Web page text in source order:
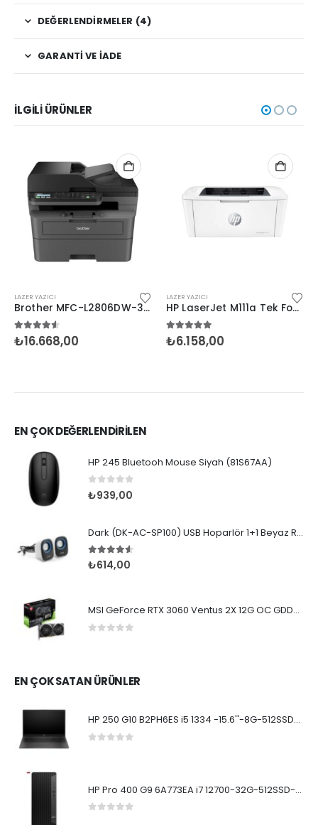
DEĞERLENDIRMELER (4)
GARANTI VE İADE
İLGILI ÜRÜNLER
LAZER YAZICI
Brother MFC-L2806DW-3T Çok işlevli Wi-Fi (3xToner)
4.50 5 üzerinden
₺16.668,00
LAZER YAZICI
HP LaserJet M111a Tek Fonksiyonlu (7MD67A)
5.005 üzerinden
₺6.158,00
EN ÇOK DEĞERLENDİRİLEN
HP 245 Bluetooh Mouse Siyah (81S67AA)
0 5 üzerinden
₺939,00
Dark (DK-AC-SP100) USB Hoparlör 1+1 Beyaz Renk
4.505 üzerinden
₺614,00
MSI GeForce RTX 3060 Ventus 2X 12G OC GDDR6 192Bit
EN ÇOK SATAN ÜRÜNLER
HP 250 G10 B2PH6ES i5 1334 -15.6''-8G-512SSD-Dos
HP Pro 400 G9 6A773EA i7 12700-32G-512SSD-W11Pro